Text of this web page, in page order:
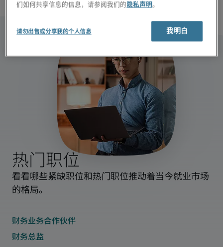
热门职位
看看哪些紧缺职位和热门职位推动着当今就业市场
的格局。
们如何共享信息的信息，请参阅我们的 隐私声明。
请勿出售或分享我的个人信息 我明白